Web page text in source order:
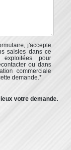
j'accepte
saisies dans ce
exploitées pour
ou dans
commerciale
demande.*
votre demande.